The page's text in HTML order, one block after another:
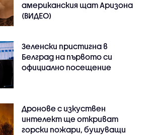
американския щат Аризона
(ВИДЕО)
Зеленски пристигна в
Белград на първото си
официално посещение
Дронове с изкуствен
интелект ще откриват
горски пожари, бушуващи